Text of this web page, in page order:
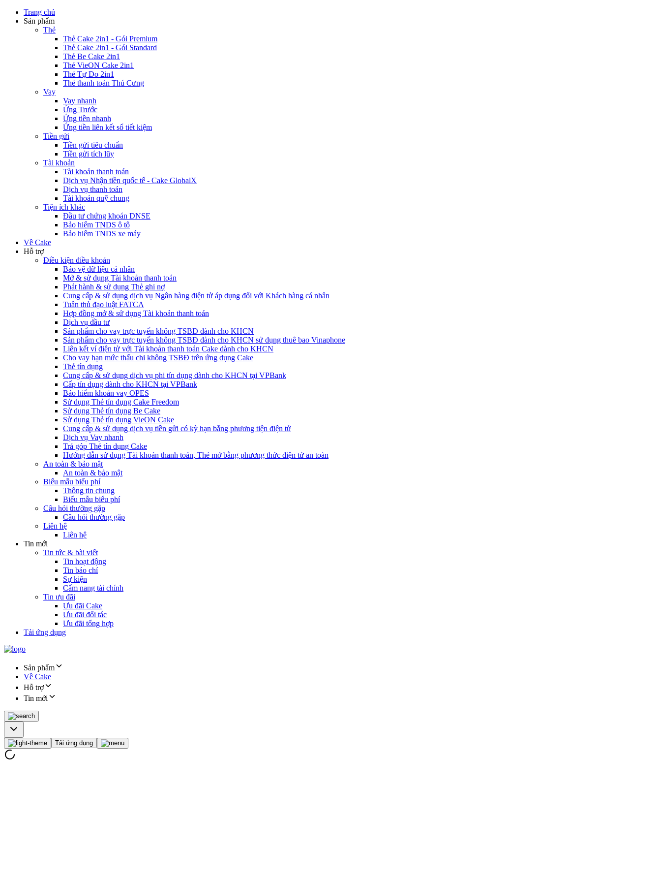
Trang chủ
Sản phẩm
Thẻ
Thẻ Cake 2in1 - Gói Premium
Thẻ Cake 2in1 - Gói Standard
Thẻ Be Cake 2in1
Thẻ VieON Cake 2in1
Thẻ Tự Do 2in1
Thẻ thanh toán Thú Cưng
Vay
Vay nhanh
Ứng Trước
Ứng tiền nhanh
Ứng tiền liên kết sổ tiết kiệm
Tiền gửi
Tiền gửi tiêu chuẩn
Tiền gửi tích lũy
Tài khoản
Tài khoản thanh toán
Dịch vụ Nhận tiền quốc tế - Cake GlobalX
Dịch vụ thanh toán
Tài khoản quỹ chung
Tiện ích khác
Đầu tư chứng khoán DNSE
Bảo hiểm TNDS ô tô
Bảo hiểm TNDS xe máy
Về Cake
Hỗ trợ
Điều kiện điều khoản
Bảo vệ dữ liệu cá nhân
Mở & sử dụng Tài khoản thanh toán
Phát hành & sử dụng Thẻ ghi nợ
Cung cấp & sử dụng dịch vụ Ngân hàng điện tử áp dụng đối với Khách hàng cá nhân
Tuân thủ đạo luật FATCA
Hợp đồng mở & sử dụng Tài khoản thanh toán
Dịch vụ đầu tư
Sản phẩm cho vay trực tuyến không TSBĐ dành cho KHCN
Sản phẩm cho vay trực tuyến không TSBĐ dành cho KHCN sử dụng thuê bao Vinaphone
Liên kết ví điện tử với Tài khoản thanh toán Cake dành cho KHCN
Cho vay hạn mức thấu chi không TSBĐ trên ứng dụng Cake
Thẻ tín dụng
Cung cấp & sử dụng dịch vụ phi tín dụng dành cho KHCN tại VPBank
Cấp tín dụng dành cho KHCN tại VPBank
Bảo hiểm khoản vay OPES
Sử dụng Thẻ tín dụng Cake Freedom
Sử dụng Thẻ tín dụng Be Cake
Sử dụng Thẻ tín dụng VieON Cake
Cung cấp & sử dụng dịch vụ tiền gửi có kỳ hạn bằng phương tiện điện tử
Dịch vụ Vay nhanh
Trả góp Thẻ tín dụng Cake
Hướng dẫn sử dụng Tài khoản thanh toán, Thẻ mở bằng phương thức điện tử an toàn
An toàn & bảo mật
An toàn & bảo mật
Biểu mẫu biểu phí
Thông tin chung
Biểu mẫu biểu phí
Câu hỏi thường gặp
Câu hỏi thường gặp
Liên hệ
Liên hệ
Tin mới
Tin tức & bài viết
Tin hoạt động
Tin báo chí
Sự kiện
Cẩm nang tài chính
Tin ưu đãi
Ưu đãi Cake
Ưu đãi đối tác
Ưu đãi tổng hợp
Tải ứng dụng
Sản phẩm
Về Cake
Hỗ trợ
Tin mới
Tải ứng dụng